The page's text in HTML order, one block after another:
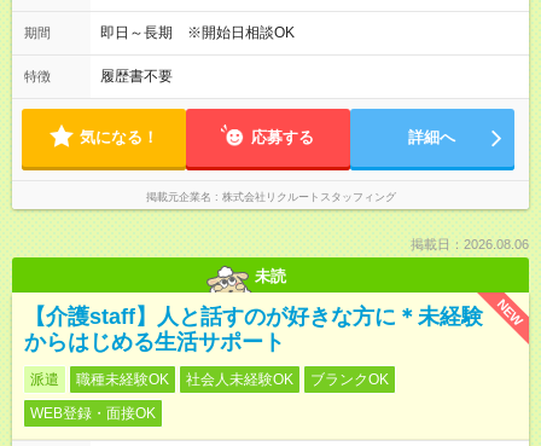
期間 即日～長期 ※開始日相談OK
特徴 履歴書不要
気になる！ 応募する 詳細へ
掲載元企業名 株式会社リクルートスタッフィング
掲載日：2026.08.06
未読
NEW
【介護staff】人と話すのが好きな方に＊未経験
からはじめる生活サポート
派遣 職種未経験OK 社会人未経験OK
ブランクOK
WEB登録・面接OK